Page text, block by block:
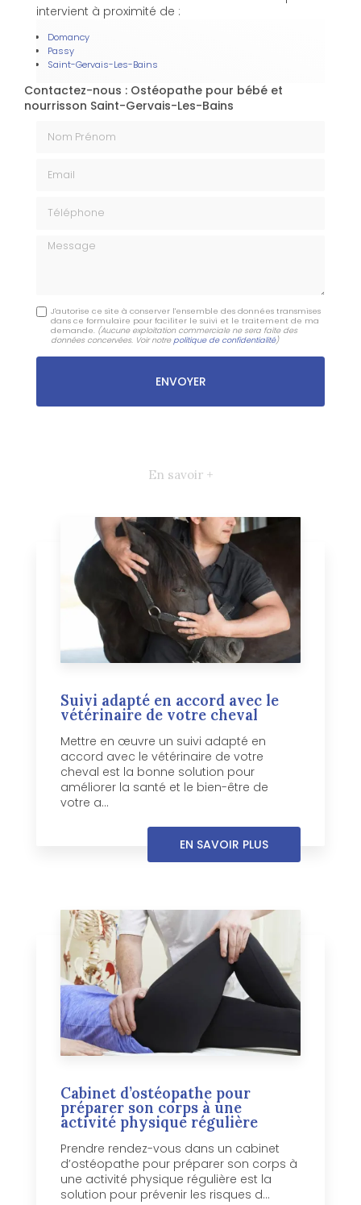
intervient à proximité de :
Domancy
Passy
Saint-Gervais-Les-Bains
Contactez-nous : Ostéopathe pour bébé et
nourrisson Saint-Gervais-Les-Bains
Message
J'autorise ce site à conserver l'ensemble des données transmises
dans ce formulaire pour faciliter le suivi et le traitement de ma
demande. (Aucune exploitation commerciale ne sera faite des
données concervées. Voir notre politique de confidentialité)
En savoir +
Suivi adapté en accord avec le
vétérinaire de votre cheval
Mettre en œuvre un suivi adapté en
accord avec le vétérinaire de votre
cheval est la bonne solution pour
améliorer la santé et le bien-être de
votre a...
EN SAVOIR PLUS
Cabinet d’ostéopathe pour
préparer son corps à une
activité physique régulière
Prendre rendez-vous dans un cabinet
d’ostéopathe pour préparer son corps à
une activité physique régulière est la
solution pour prévenir les risques d...